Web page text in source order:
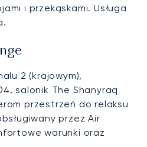
i przekąskami. Usługa
2 (krajowym),
salonik The Shanyraq
przestrzeń do relaksu
przez Air
warunki oraz